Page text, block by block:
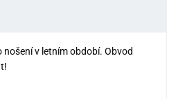
v letním období. Obvod